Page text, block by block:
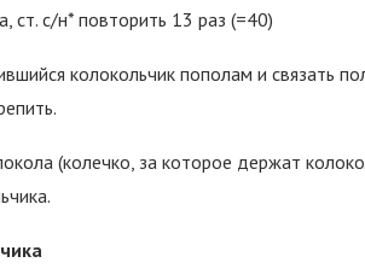
ст. с/н* повторить 13 раз (=40)
колокольчик пополам и связать
(колечко, за которое держат